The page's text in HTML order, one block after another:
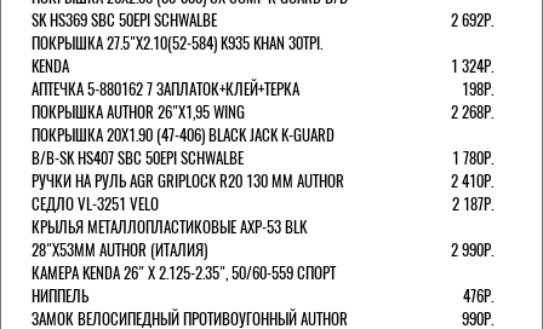
SK HS369 SBC 50EPI SCHWALBE
2 692Р.
ПОКРЫШКА 27.5"Х2.10(52-584) K935 KHAN 30TPI.
KENDA
1 324Р.
АПТЕЧКА 5-880162 7 ЗАПЛАТОК+КЛЕЙ+ТЕРКА
198Р.
ПОКРЫШКА AUTHOR 26"Х1,95 WING
2 268Р.
ПОКРЫШКА 20X1.90 (47-406) BLACK JACK K-GUARD
B/B-SK HS407 SBC 50EPI SCHWALBE
1 780Р.
РУЧКИ НА РУЛЬ AGR GRIPLOCK R20 130 ММ AUTHOR
2 410Р.
СЕДЛО VL-3251 VELO
2 187Р.
КРЫЛЬЯ МЕТАЛЛОПЛАСТИКОВЫЕ AXP-53 BLK
28"Х53ММ AUTHOR (ИТАЛИЯ)
2 990Р.
КАМЕРА KENDA 26" Х 2.125-2.35", 50/60-559 СПОРТ
НИППЕЛЬ
476Р.
ЗАМОК ВЕЛОСИПЕДНЫЙ ПРОТИВОУГОННЫЙ AUTHOR
990Р.